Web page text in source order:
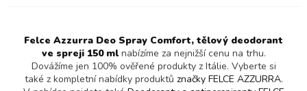
Felce Azzurra Deo Spray Comfort, tělový deodorant
ve spreji 150 mlnabízíme za nejnižší cenu na trhu.
Dovážíme jen 100% ověřené produkty z Itálie. Vyberte si
také z kompletní nabídky produktů značky FELCE AZZURRA.